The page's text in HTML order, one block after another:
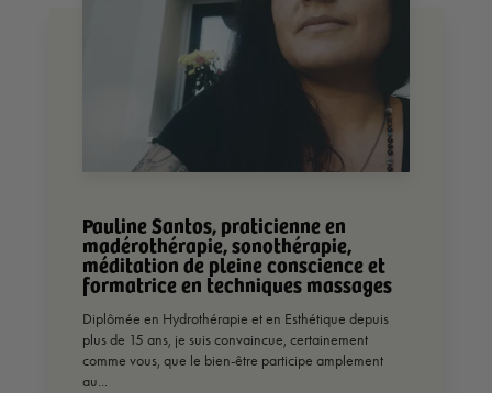
Pauline Santos, praticienne en
madérothérapie, sonothérapie,
méditation de pleine conscience et
formatrice en techniques massages
Diplômée en Hydrothérapie et en Esthétique depuis
plus de 15 ans, je suis convaincue, certainement
comme vous, que le bien-être participe amplement
au...